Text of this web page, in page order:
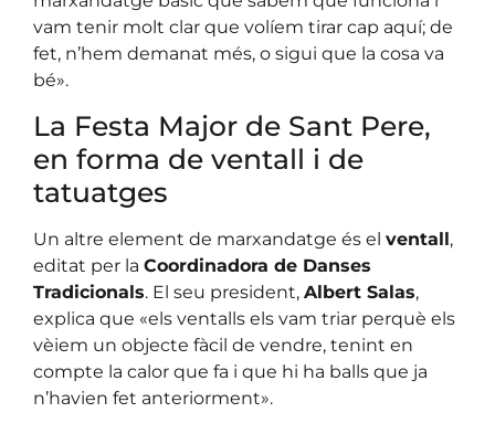
vam tenir molt clar que volíem tirar cap aquí; de
fet, n’hem demanat més, o sigui que la cosa va
bé».
La Festa Major de Sant Pere,
en forma de ventall i de
tatuatges
Un altre element de marxandatge és el ventall,
editat per la Coordinadora de Danses
Tradicionals. El seu president, Albert Salas,
explica que «els ventalls els vam triar perquè els
vèiem un objecte fàcil de vendre, tenint en
compte la calor que fa i que hi ha balls que ja
n’havien fet anteriorment».